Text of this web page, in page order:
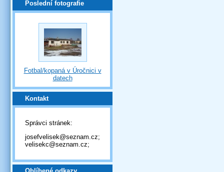
Poslední fotografie
Fotbal/kopaná v Úročnici v
datech
Kontakt
Správci stránek:
josefvelisek@seznam.cz;
velisekc@seznam.cz;